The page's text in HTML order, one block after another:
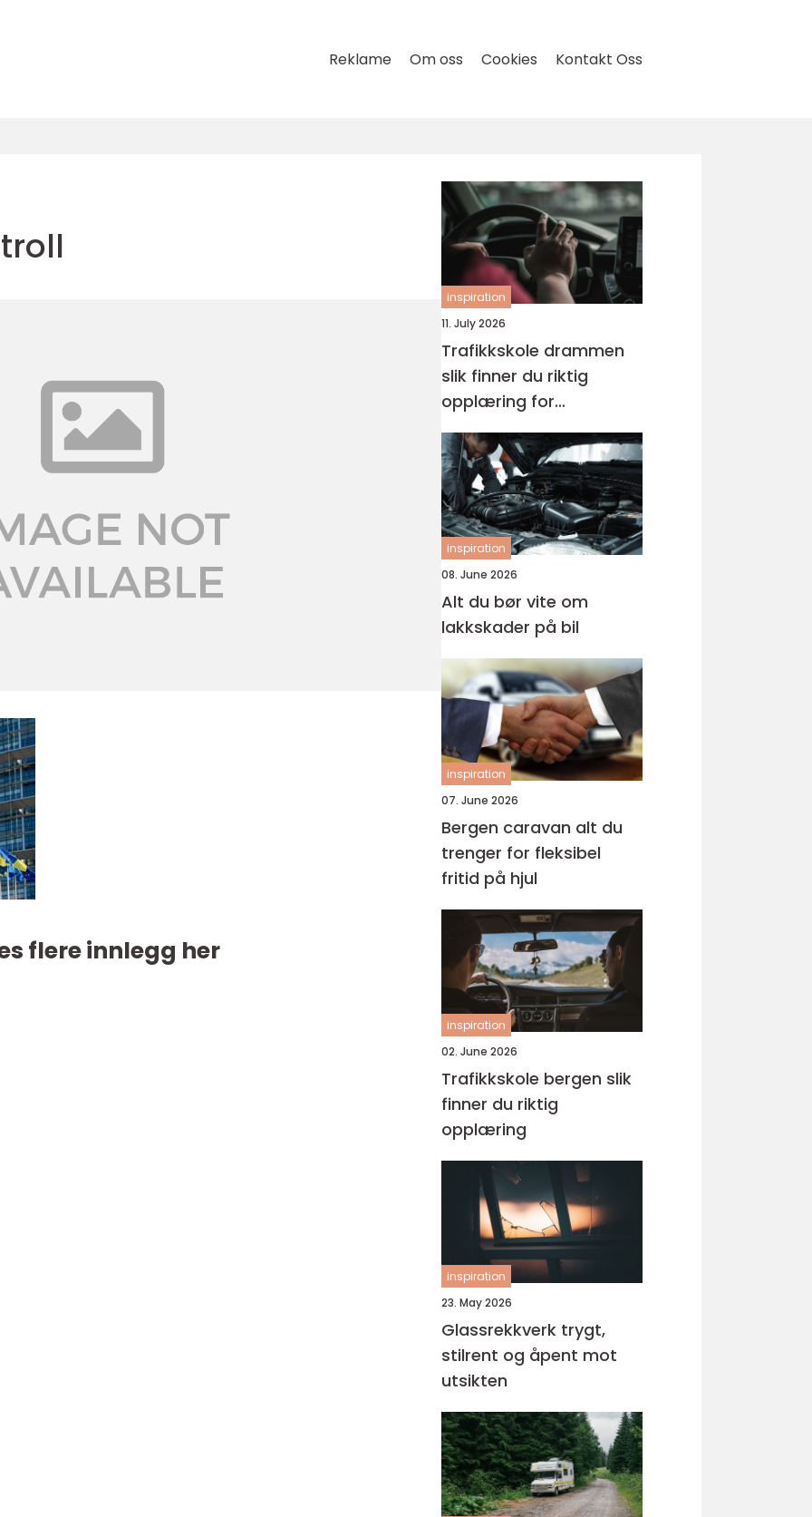
Reklame Om oss Cookies Kontakt Oss
flere innlegg her
inspiration
11. July 2026
Trafikkskole drammen
slik finner du riktig
opplæring for
førerkortet
inspiration
08. June 2026
Alt du bør vite om
lakkskader på bil
inspiration
07. June 2026
Bergen caravan alt du
trenger for fleksibel
fritid på hjul
inspiration
02. June 2026
Trafikkskole bergen slik
finner du riktig
opplæring
inspiration
23. May 2026
Glassrekkverk trygt,
stilrent og åpent mot
utsikten